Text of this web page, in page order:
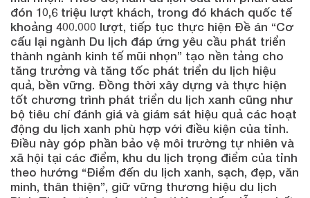
đón 10,6 triệu lượt khách, trong đó khách quốc tế
khoảng 400.000 lượt, tiếp tục thực hiện Đề án “Cơ
cấu lại ngành Du lịch đáp ứng yêu cầu phát triển
thành ngành kinh tế mũi nhọn” tạo nền tảng cho
tăng trưởng và tăng tốc phát triển du lịch hiệu
quả, bền vững. Đồng thời xây dựng và thực hiện
tốt chương trình phát triển du lịch xanh cũng như
bộ tiêu chí đánh giá và giám sát hiệu quả các hoạt
động du lịch xanh phù hợp với điều kiện của tỉnh.
Điều này góp phần bảo vệ môi trường tự nhiên và
xã hội tại các điểm, khu du lịch trọng điểm của tỉnh
theo hướng “Điểm đến du lịch xanh, sạch, đẹp, văn
minh, thân thiện”, giữ vững thương hiệu du lịch